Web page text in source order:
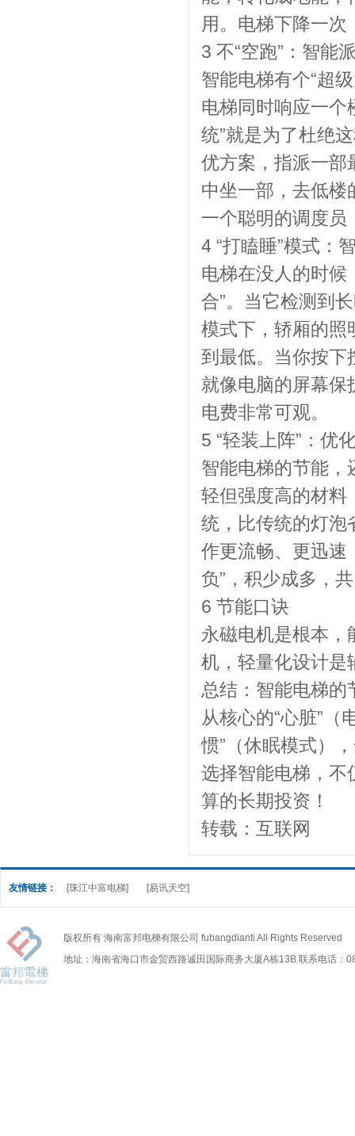
用。电梯下降一次
3 不“空跑”：智能
智能电梯有个“超
电梯同时响应一个
统”就是为了杜绝
优方案，指派一部
中坐一部，去低楼
一个聪明的调度员
4 “打瞌睡”模式：
电梯在没人的时候
合”。当它检测到
模式下，轿厢的照
到最低。当你按下
就像电脑的屏幕保
电费非常可观。
5 “轻装上阵”：优
智能电梯的节能，
轻但强度高的材料
统，比传统的灯泡
作更流畅、更迅速
负”，积少成多，
6 节能口诀
永磁电机是根本，
机，轻量化设计是
总结：智能电梯的
从核心的“心脏”（
惯”（休眠模式）
选择智能电梯，不
算的长期投资！
转载：互联网
友情链接： [珠江中富电梯] [易讯天空]
版权所有 海南富邦电梯有限公司 fubangdianti All Rights Reserved
地址：海南省海口市金贸西路诚田国际商务大厦A栋13B 联系电话